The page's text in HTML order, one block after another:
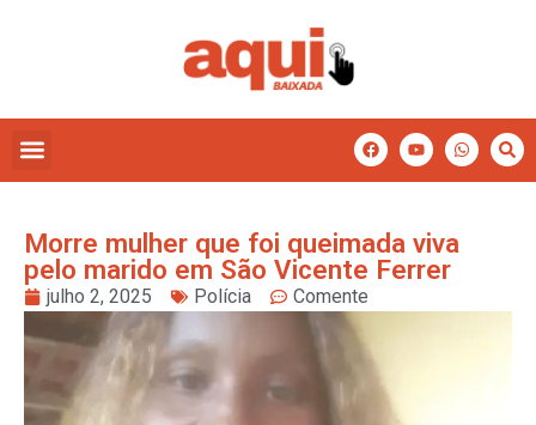
Morre mulher que foi queimada viva
pelo marido em São Vicente Ferrer
julho 2, 2025 Polícia Comente